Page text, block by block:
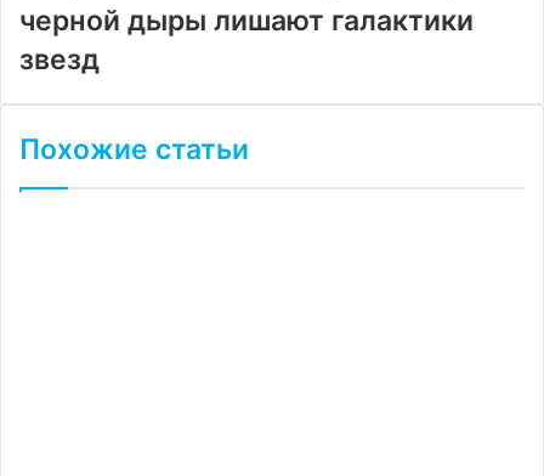
черной дыры лишают галактики
звезд
Похожие статьи